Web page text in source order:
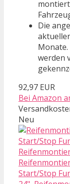
Die
werden
92,97 EUR
Bei Amazon
Neu
Start/Stop